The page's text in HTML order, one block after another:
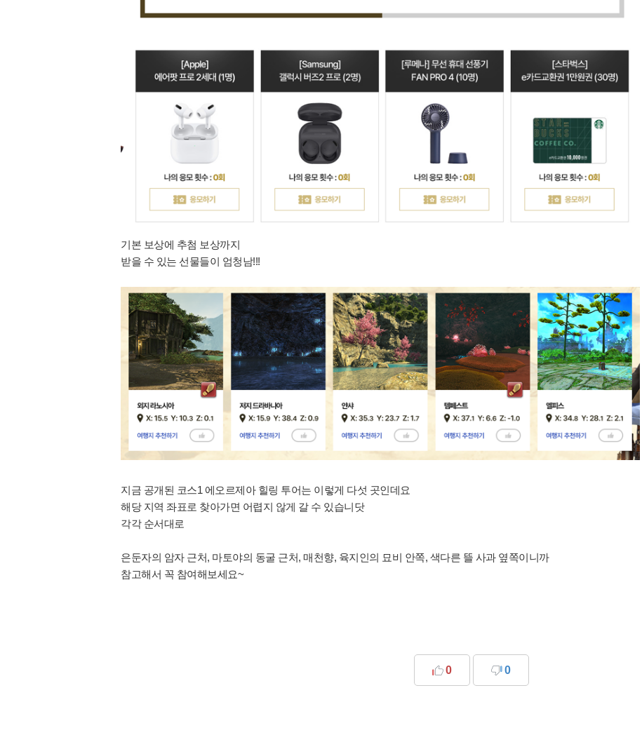
기본 보상에 추첨 보상까지
받을 수 있는 선물들이 엄청남!!!
지금 공개된 코스1 에오르제아 힐링 투어는 이렇게 다섯 곳인데요
해당 지역 좌표로 찾아가면 어렵지 않게 갈 수 있습니닷
각각 순서대로
은둔자의 암자 근처, 마토야의 동굴 근처, 매천향, 육지인의 묘비 안쪽, 색다른 뜰 사과 옆쪽이니까
참고해서 꼭 참여해보세요~
0 0